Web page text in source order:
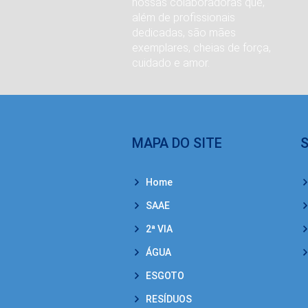
nossas colaboradoras que,
além de profissionais
dedicadas, são mães
exemplares, cheias de força,
cuidado e amor.
MAPA DO SITE
Home
SAAE
2ª VIA
ÁGUA
ESGOTO
RESÍDUOS